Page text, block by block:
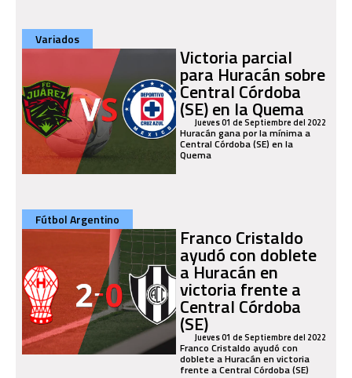
Variados
Victoria parcial
para Huracán sobre
Central Córdoba
(SE) en la Quema
Jueves 01 de Septiembre del 2022
Huracán gana por la mínima a
Central Córdoba (SE) en la
Quema
Fútbol Argentino
Franco Cristaldo
ayudó con doblete
a Huracán en
victoria frente a
Central Córdoba
(SE)Jueves 01 de Septiembre del 2022
Franco Cristaldo ayudó con
doblete a Huracán en victoria
frente a Central Córdoba (SE)